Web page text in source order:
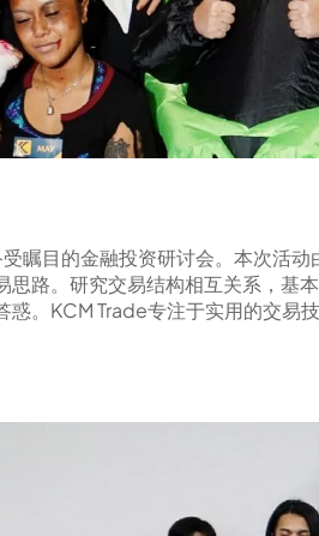
瞩目的金融投资研讨会。本次活
路。研究交易结构相互关系，基
。KCM Trade专注于实用的交易